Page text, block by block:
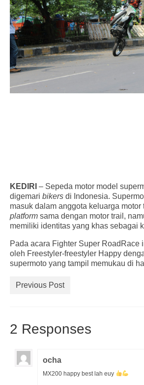
KEDIRI – Sepeda motor model
digemari bikers di Indonesia.
masuk dalam anggota keluarga motor
platform sama dengan motor trail,
memiliki identitas yang khas sebagai
Pada acara Fighter Super RoadRace
oleh Freestyler-freestyler Happy
supermoto yang tampil memukau di
Previous Post
2 Responses
ocha
MX200 happy best lah euy